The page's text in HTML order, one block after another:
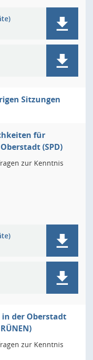
Sitzungen
für
(SPD)
zur Kenntnis
der Oberstadt
zur Kenntnis